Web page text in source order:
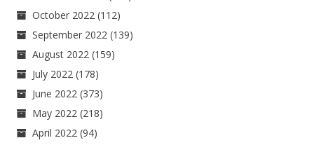
October 2022 (112)
September 2022 (139)
August 2022 (159)
July 2022 (178)
June 2022 (373)
May 2022 (218)
April 2022 (94)